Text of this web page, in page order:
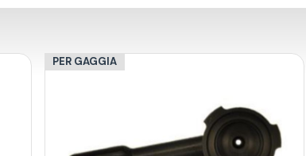
PER GAGGIA